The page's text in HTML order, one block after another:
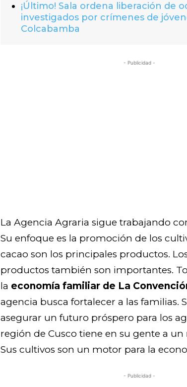
¡Último! Sala ordena liberación de
investigados por crímenes de
Colcabamba
- Publicidad -
La Agencia Agraria sigue trabajando
Su enfoque es la promoción de los
cacao son los principales productos.
productos también son importantes.
la economía familiar de La
agencia busca fortalecer a las familias.
asegurar un futuro próspero para los
región de Cusco tiene en su gente a
Sus cultivos son un motor para la
- Publicidad -